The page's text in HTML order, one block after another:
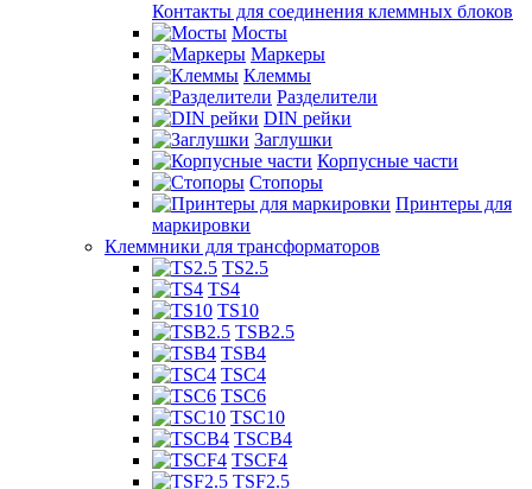
Контакты для соединения клеммных блоков
Мосты
Маркеры
Клеммы
Разделители
DIN рейки
Заглушки
Корпусные части
Стопоры
Принтеры для
маркировки
Клеммники для трансформаторов
TS2.5
TS4
TS10
TSB2.5
TSB4
TSC4
TSC6
TSC10
TSCB4
TSCF4
TSF2.5